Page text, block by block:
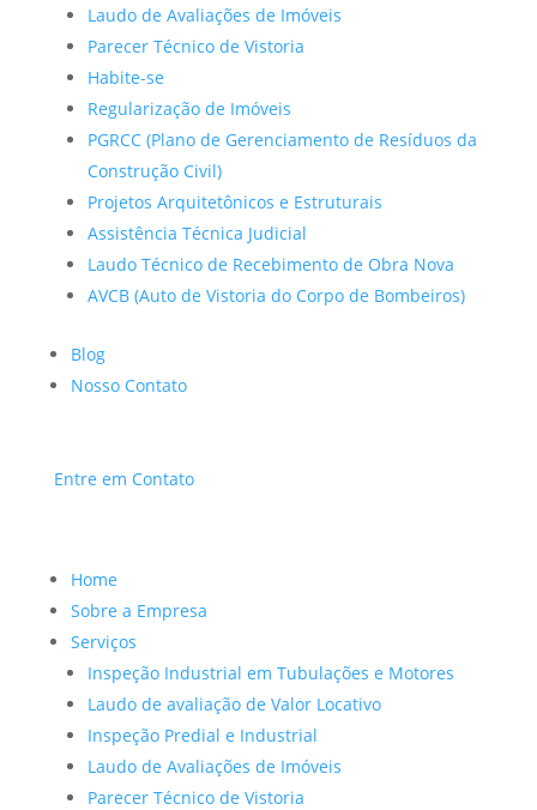
Laudo de Avaliações de Imóveis
Parecer Técnico de Vistoria
Habite-se
Regularização de Imóveis
PGRCC (Plano de Gerenciamento de Resíduos da
Construção Civil)
Projetos Arquitetônicos e Estruturais
Assistência Técnica Judicial
Laudo Técnico de Recebimento de Obra Nova
AVCB (Auto de Vistoria do Corpo de Bombeiros)
Blog
Nosso Contato
Entre em Contato
Home
Sobre a Empresa
Serviços
Inspeção Industrial em Tubulações e Motores
Laudo de avaliação de Valor Locativo
Inspeção Predial e Industrial
Laudo de Avaliações de Imóveis
Parecer Técnico de Vistoria